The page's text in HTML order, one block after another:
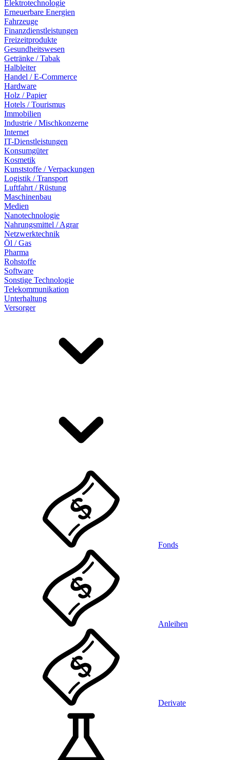
Elektrotechnologie
Erneuerbare Energien
Fahrzeuge
Finanzdienstleistungen
Freizeitprodukte
Gesundheitswesen
Getränke / Tabak
Halbleiter
Handel / E-Commerce
Hardware
Holz / Papier
Hotels / Tourismus
Immobilien
Industrie / Mischkonzerne
Internet
IT-Dienstleistungen
Konsumgüter
Kosmetik
Kunststoffe / Verpackungen
Logistik / Transport
Luftfahrt / Rüstung
Maschinenbau
Medien
Nanotechnologie
Nahrungsmittel / Agrar
Netzwerktechnik
Öl / Gas
Pharma
Rohstoffe
Software
Sonstige Technologie
Telekommunikation
Unterhaltung
Versorger
Fonds
Anleihen
Derivate